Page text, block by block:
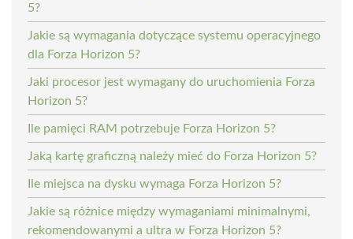
5?
Jakie są wymagania dotyczące systemu operacyjnego
dla Forza Horizon 5?
Jaki procesor jest wymagany do uruchomienia Forza
Horizon 5?
Ile pamięci RAM potrzebuje Forza Horizon 5?
Jaką kartę graficzną należy mieć do Forza Horizon 5?
Ile miejsca na dysku wymaga Forza Horizon 5?
Jakie są różnice między wymaganiami minimalnymi,
rekomendowanymi a ultra w Forza Horizon 5?